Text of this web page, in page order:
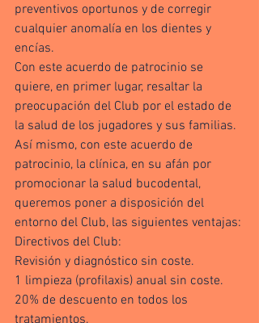
preventivos oportunos y de corregir
cualquier anomalía en los dientes y
encías.
Con este acuerdo de patrocinio se
quiere, en primer lugar, resaltar la
preocupación del Club por el estado de
la salud de los jugadores y sus familias.
Así mismo, con este acuerdo de
patrocinio, la clínica, en su afán por
promocionar la salud bucodental,
queremos poner a disposición del
entorno del Club, las siguientes ventajas:
Directivos del Club:
Revisión y diagnóstico sin coste.
1 limpieza (profilaxis) anual sin coste.
20% de descuento en todos los
tratamientos.